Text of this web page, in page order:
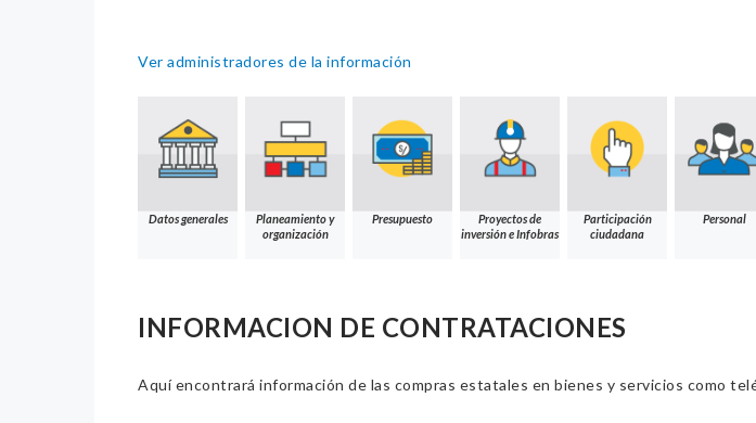
Ver administradores de la información
Datos generales
Planeamiento y
organización
Presupuesto
Proyectos de
inversión e Infobras
Participación
ciudadana
Personal
INFORMACION DE CONTRATACIONES
Aquí encontrará información de las compras estatales en bienes y servicios como